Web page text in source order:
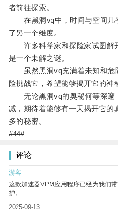
者前往探索。
在黑洞vq中，时间与空间几
了另一个维度。
许多科学家和探险家试图解
是一个未解之谜。
虽然黑洞vq充满着未知和危
险挑战它，希望能够揭开它的神
无论黑洞vq的奥秘何等深邃
减，期待着能够有一天揭开它的
多的秘密。
#44#
评论
游客
这款加速器VPM应用程序已经为我们
护。
2025-09-13